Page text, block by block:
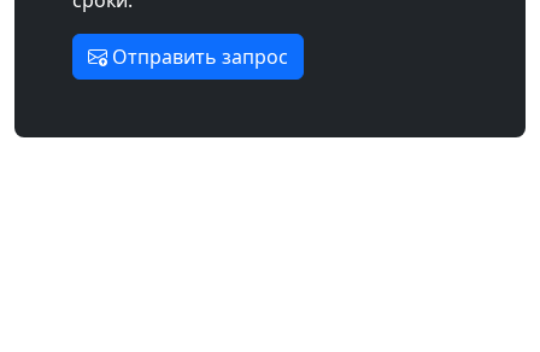
Отправить запрос